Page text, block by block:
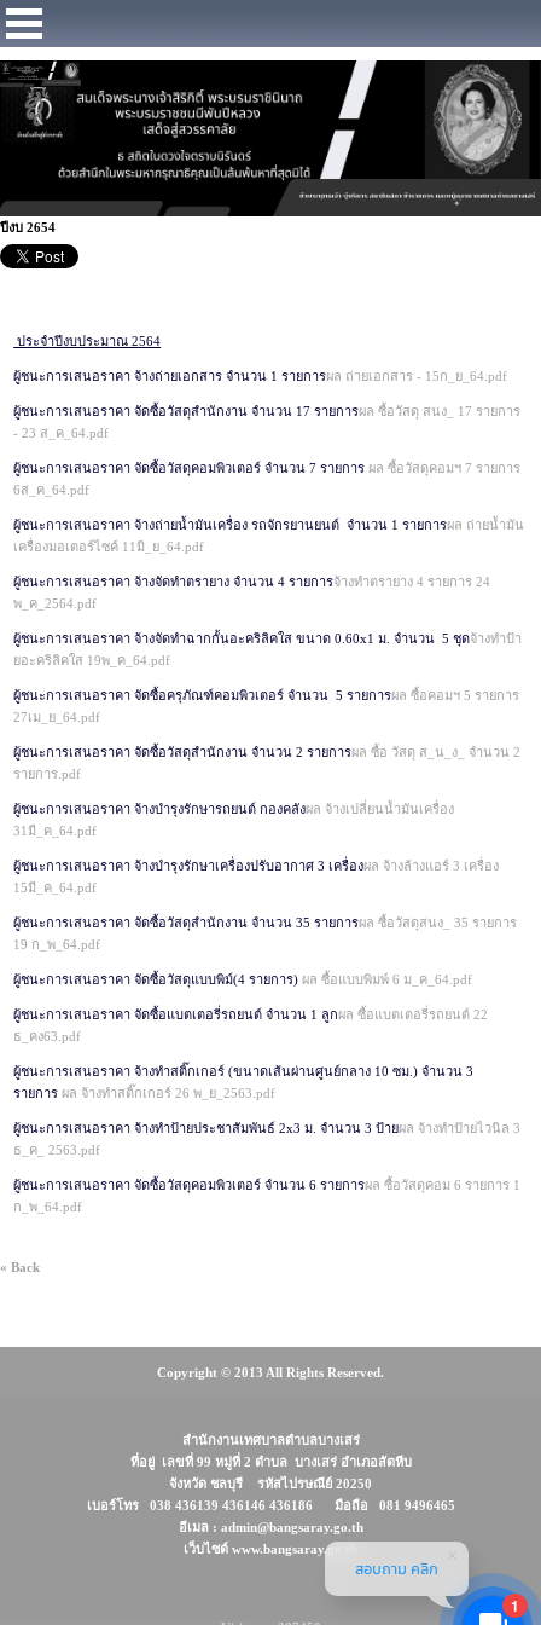
ปีงบ 2654
ประจำปีงบประมาณ 2564
ผู้ชนะการเสนอราคา จ้างถ่ายเอกสาร จำนวน 1 รายการผล ถ่ายเอกสาร - 15ก_ย_64.pdf
ผู้ชนะการเสนอราคา จัดซื้อวัสดุสำนักงาน จำนวน 17 รายการผล ซื้อวัสดุ สนง_ 17 รายการ
- 23 ส_ค_64.pdf
ผู้ชนะการเสนอราคา จัดซื้อวัสดุคอมพิวเตอร์ จำนวน 7 รายการผล ซื้อวัสดุคอมฯ 7 รายการ
6ส_ค_64.pdf
ผู้ชนะการเสนอราคา จ้างถ่ายน้ำมันเครื่อง รถจักรยานยนต์ จำนวน 1 รายการผล ถ่ายน้ำมัน
เครื่องมอเตอร์ไซค์ 11มิ_ย_64.pdf
ผู้ชนะการเสนอราคา จ้างจัดทำตรายาง จำนวน 4 รายการจ้างทำตรายาง 4 รายการ 24
พ_ค_2564.pdf
ผู้ชนะการเสนอราคา จ้างจัดทำฉากกั้นอะคริลิคใส ขนาด 0.60x1 ม. จำนวน 5 ชุดจ้างทำป้า
ยอะคริลิคใส 19พ_ค_64.pdf
ผู้ชนะการเสนอราคา จัดซื้อครุภัณฑ์คอมพิวเตอร์ จำนวน 5 รายการผล ซื้อคอมฯ 5 รายการ
27เม_ย_64.pdf
ผู้ชนะการเสนอราคา จัดซื้อวัสดุสำนักงาน จำนวน 2 รายการผล ซื้อ วัสดุ ส_น_ง_ จำนวน 2
รายการ.pdf
ผู้ชนะการเสนอราคา จ้างบำรุงรักษารถยนต์ กองคลังผล จ้างเปลี่ยนน้ำมันเครื่อง
31มี_ค_64.pdf
ผู้ชนะการเสนอราคา จ้างบำรุงรักษาเครื่องปรับอากาศ 3 เครื่องผล จ้างล้างแอร์ 3 เครื่อง
15มี_ค_64.pdf
ผู้ชนะการเสนอราคา จัดซื้อวัสดุสำนักงาน จำนวน 35 รายการผล ซื้อวัสดุสนง_ 35 รายการ
19 ก_พ_64.pdf
ผู้ชนะการเสนอราคา จัดซื้อวัสดุแบบพิม์(4 รายการ)ผล ซื้อแบบพิมพ์ 6 ม_ค_64.pdf
ผู้ชนะการเสนอราคา จัดซื้อแบตเตอรี่รถยนต์ จำนวน 1 ลูกผล ซื้อแบตเตอรี่รถยนต์ 22
ธ_คง63.pdf
ผู้ชนะการเสนอราคา จ้างทำสติ๊กเกอร์ (ขนาดเส้นผ่านศูนย์กลาง 10 ซม.) จำนวน 3
รายการผล จ้างทำสติ๊กเกอร์ 26 พ_ย_2563.pdf
ผู้ชนะการเสนอราคา จ้างทำป้ายประชาสัมพันธ์ 2x3 ม. จำนวน 3 ป้ายผล จ้างทำป้ายไวนิล 3
ธ_ค_ 2563.pdf
ผู้ชนะการเสนอราคา จัดซื้อวัสดุคอมพิวเตอร์ จำนวน 6 รายการผล ซื้อวัสดุคอม 6 รายการ 1
ก_พ_64.pdf
« Back
Copyright © 2013 All Rights Reserved.
สำนักงานเทศบาลตำบลบางเสร่
ที่อยู่ เลขที่ 99 หมู่ที่ 2 ตำบล บางเสร่ อำเภอสัตหีบ
จังหวัด ชลบุรี รหัสไปรษณีย์ 20250
เบอร์โทร 038 436139 436146 436186 มือถือ 081 9496465
อีเมล : admin@bangsaray.go.th
เว็บไซต์ www.bangsaray.go.th
1
สอบถาม คลิก